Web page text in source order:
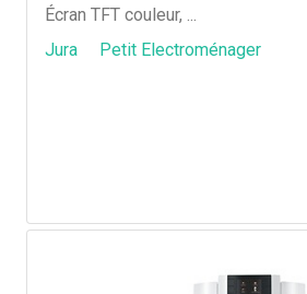
Écran TFT couleur, ...
Jura
Petit Electroménager